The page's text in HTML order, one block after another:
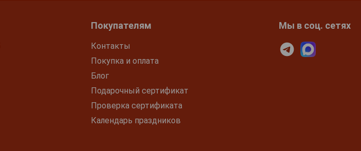
Покупателям
Контакты
Покупка и оплата
Блог
Подарочный сертификат
Проверка сертификата
Календарь праздников
Мы в соц. сетях